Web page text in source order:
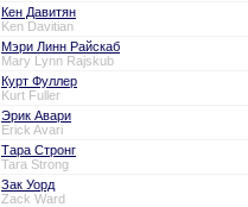
Кен Давитян
Ken Davitian
Мэри Линн Райскаб
Mary Lynn Rajskub
Курт Фуллер
Kurt Fuller
Эрик Авари
Erick Avari
Тара Стронг
Tara Strong
Зак Уорд
Zack Ward